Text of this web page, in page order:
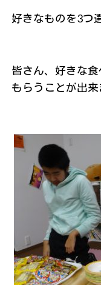
好きなものを3つ
皆さん、好きな
もらうことが出